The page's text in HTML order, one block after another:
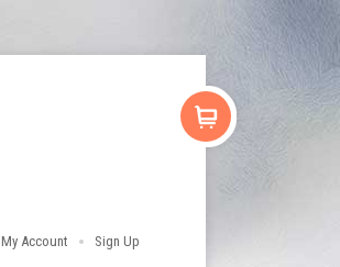
My Account Sign Up